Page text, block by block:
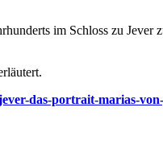
im Schloss zu Jever
das-portrait-marias-